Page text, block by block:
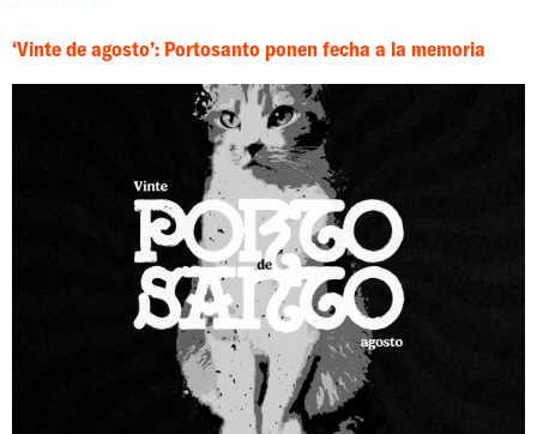
‘Vinte de agosto’: Portosanto ponen fecha a la memoria